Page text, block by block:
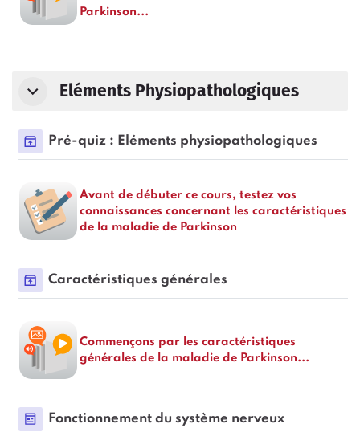
Parkinson...
Eléments Physiopathologiques
Pré-quiz : Eléments physiopathologiques
Avant de débuter ce cours, testez vos
connaissances concernant les caractéristiques
de la maladie de Parkinson
Caractéristiques générales
Commençons par les caractéristiques
générales de la maladie de Parkinson...
Fonctionnement du système nerveuxPage